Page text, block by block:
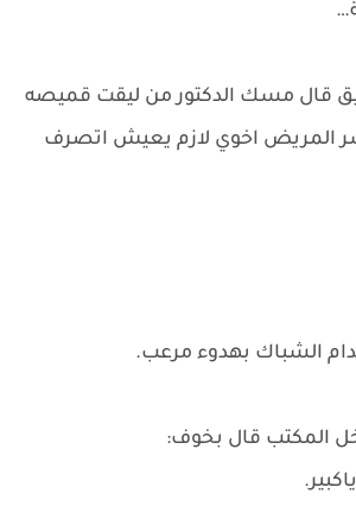
قال مسك الدكتور من ليقت قميصه
المريض اخوي لازم يعيش اتصرف
الشباك بهدوء مرعب.
المكتب قال بخوف: